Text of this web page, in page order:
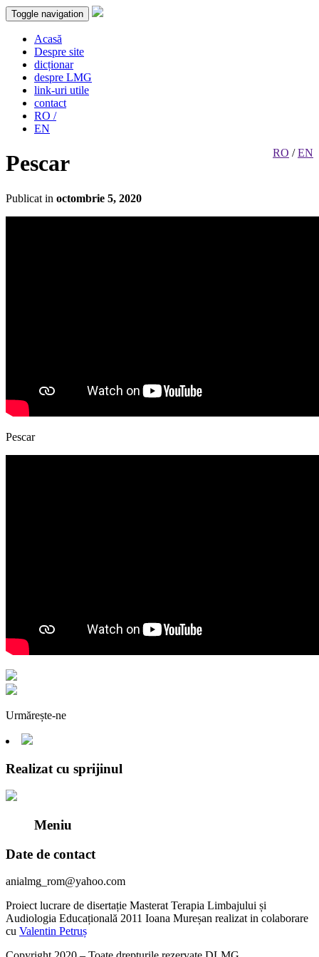
Toggle navigation
Acasă
Despre site
dicționar
despre LMG
link-uri utile
contact
RO /
EN
RO /EN
Pescar
Publicat in octombrie 5, 2020
Pescar
Urmărește-ne
Realizat cu sprijinul
Meniu
Date de contact
anialmg_rom@yahoo.com
Proiect lucrare de disertație Masterat Terapia Limbajului și
Audiologia Educațională 2011 Ioana Mureșan realizat in colaborare
cu Valentin Petruș